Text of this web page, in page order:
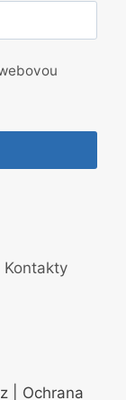
Kontakty
| Ochrana